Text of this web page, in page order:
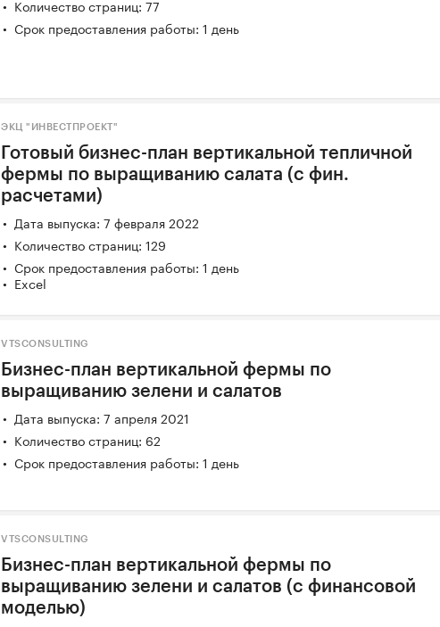
Количество страниц: 77
Срок предоставления работы: 1 день
ЭКЦ "ИНВЕСТПРОЕКТ"
Готовый бизнес-план вертикальной тепличной
фермы по выращиванию салата (с фин.
расчетами)
Дата выпуска: 7 февраля 2022
Количество страниц: 129
Срок предоставления работы: 1 день
Excel
VTSCONSULTING
Бизнес-план вертикальной фермы по
выращиванию зелени и салатов
Дата выпуска: 7 апреля 2021
Количество страниц: 62
Срок предоставления работы: 1 день
VTSCONSULTING
Бизнес-план вертикальной фермы по
выращиванию зелени и салатов (с финансовой
моделью)